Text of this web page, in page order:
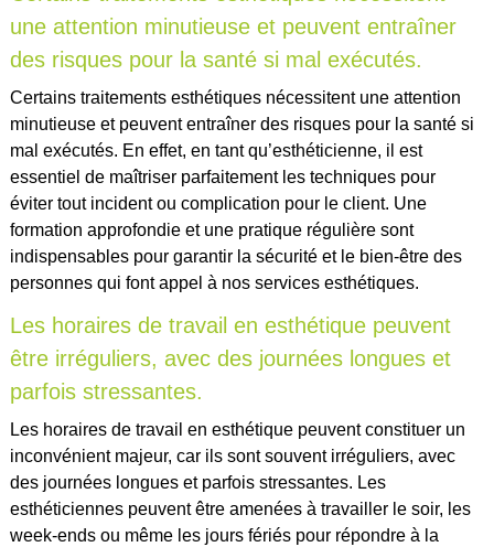
une attention minutieuse et peuvent entraîner
des risques pour la santé si mal exécutés.
Certains traitements esthétiques nécessitent une attention
minutieuse et peuvent entraîner des risques pour la santé si
mal exécutés. En effet, en tant qu’esthéticienne, il est
essentiel de maîtriser parfaitement les techniques pour
éviter tout incident ou complication pour le client. Une
formation approfondie et une pratique régulière sont
indispensables pour garantir la sécurité et le bien-être des
personnes qui font appel à nos services esthétiques.
Les horaires de travail en esthétique peuvent
être irréguliers, avec des journées longues et
parfois stressantes.
Les horaires de travail en esthétique peuvent constituer un
inconvénient majeur, car ils sont souvent irréguliers, avec
des journées longues et parfois stressantes. Les
esthéticiennes peuvent être amenées à travailler le soir, les
week-ends ou même les jours fériés pour répondre à la